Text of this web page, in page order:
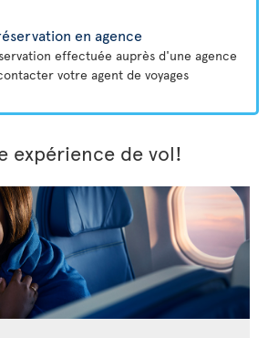
en agence
effectuée auprès d'une agence
votre agent de voyages
expérience de vol!